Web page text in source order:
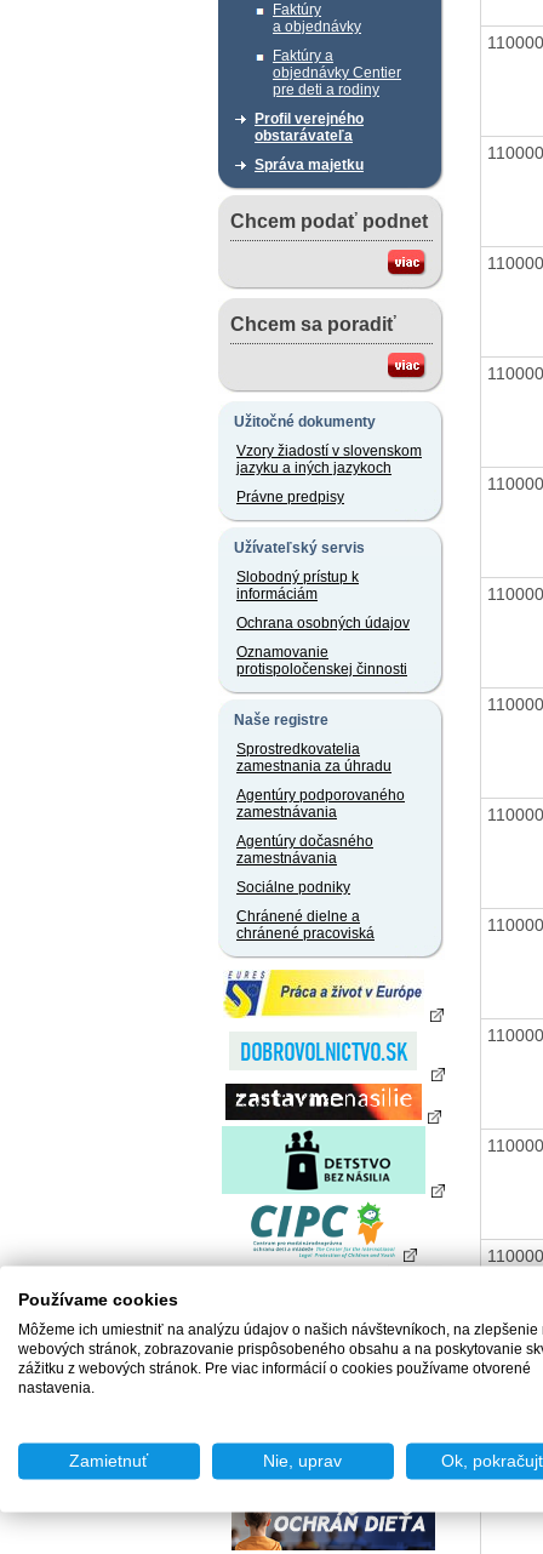
Faktúry
a objednávky
Faktúry a
objednávky Centier
pre deti a rodiny
Profil verejného
obstarávateľa
Správa majetku
Chcem podať podnet
Chcem sa poradiť
Užitočné dokumenty
Vzory žiadostí v slovenskom
jazyku a iných jazykoch
Právne predpisy
Užívateľský servis
Slobodný prístup k
informáciám
Ochrana osobných údajov
Oznamovanie
protispoločenskej činnosti
Naše registre
Sprostredkovatelia
zamestnania za úhradu
Agentúry podporovaného
zamestnávania
Agentúry dočasného
zamestnávania
Sociálne podniky
Chránené dielne a
chránené pracoviská
Používame cookies
Môžeme ich umiestniť na analýzu údajov o našich návštevníkoch, na zlepšenie
webových stránok, zobrazovanie prispôsobeného obsahu a na poskytovanie
zážitku z webových stránok. Pre viac informácií o cookies používame otvorené
nastavenia.
Zamietnuť Nie, uprav Ok,